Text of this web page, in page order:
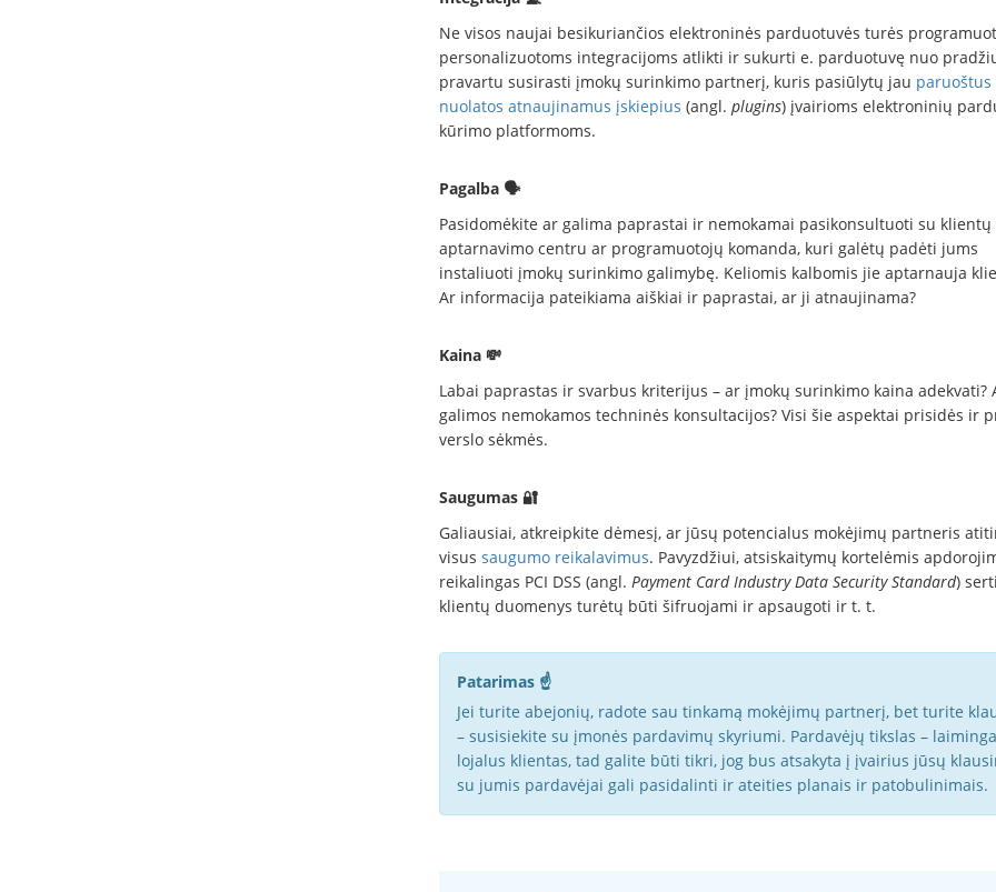
Ne visos naujai besikuriančios elektroninės parduotuvės turės
personalizuotoms integracijoms atlikti ir sukurti e. parduotuvę nuo
pravartu susirasti įmokų surinkimo partnerį, kuris pasiūlytų jau paruoštus
nuolatos atnaujinamus įskiepius (angl. plugins) įvairioms elektroninių
kūrimo platformoms.
Pagalba 🗣
Pasidomėkite ar galima paprastai ir nemokamai pasikonsultuoti su klientų
aptarnavimo centru ar programuotojų komanda, kuri galėtų padėti jums
instaliuoti įmokų surinkimo galimybę. Keliomis kalbomis jie aptarnauja
Ar informacija pateikiama aiškiai ir paprastai, ar ji atnaujinama?
Kaina 💸
Labai paprastas ir svarbus kriterijus – ar įmokų surinkimo kaina adekvati?
galimos nemokamos techninės konsultacijos? Visi šie aspektai prisidės ir
verslo sėkmės.
Saugumas 🔐
Galiausiai, atkreipkite dėmesį, ar jūsų potencialus mokėjimų partneris
visus saugumo reikalavimus. Pavyzdžiui, atsiskaitymų kortelėmis
reikalingas PCI DSS (angl. Payment Card Industry Data Security Standard)
klientų duomenys turėtų būti šifruojami ir apsaugoti ir t. t.
Patarimas ☝️
Jei turite abejonių, radote sau tinkamą mokėjimų partnerį, bet turite
– susisiekite su įmonės pardavimų skyriumi. Pardavėjų tikslas –
lojalus klientas, tad galite būti tikri, jog bus atsakyta į įvairius jūsų
su jumis pardavėjai gali pasidalinti ir ateities planais ir patobulinimais.